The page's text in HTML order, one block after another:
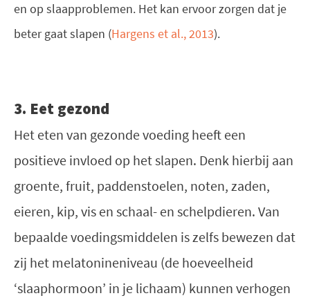
en op slaapproblemen. Het kan ervoor zorgen dat je
beter gaat slapen (Hargens et al., 2013).
3. Eet gezond
Het eten van gezonde voeding heeft een
positieve invloed op het slapen. Denk hierbij aan
groente, fruit, paddenstoelen, noten, zaden,
eieren, kip, vis en schaal- en schelpdieren. Van
bepaalde voedingsmiddelen is zelfs bewezen dat
zij het melatonineniveau (de hoeveelheid
‘slaaphormoon’ in je lichaam) kunnen verhogen